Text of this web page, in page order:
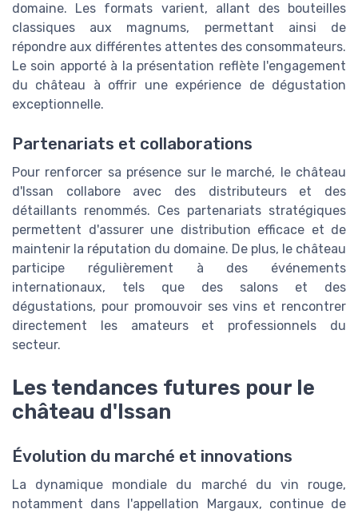
domaine. Les formats varient, allant des bouteilles
classiques aux magnums, permettant ainsi de
répondre aux différentes attentes des consommateurs.
Le soin apporté à la présentation reflète l'engagement
du château à offrir une expérience de dégustation
exceptionnelle.
Partenariats et collaborations
Pour renforcer sa présence sur le marché, le château
d'Issan collabore avec des distributeurs et des
détaillants renommés. Ces partenariats stratégiques
permettent d'assurer une distribution efficace et de
maintenir la réputation du domaine. De plus, le château
participe régulièrement à des événements
internationaux, tels que des salons et des
dégustations, pour promouvoir ses vins et rencontrer
directement les amateurs et professionnels du
secteur.
Les tendances futures pour le
château d'Issan
Évolution du marché et innovations
La dynamique mondiale du marché du vin rouge,
notamment dans l'appellation Margaux, continue de